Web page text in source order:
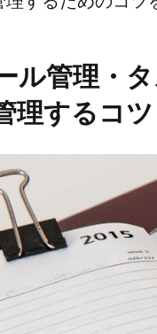
ル管理・
理するコツ